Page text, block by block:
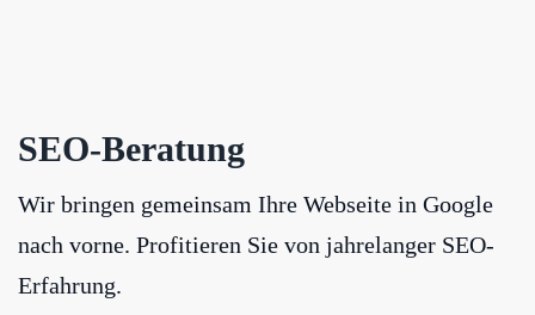
SEO-Beratung
Wir bringen gemeinsam Ihre Webseite in Google
nach vorne. Profitieren Sie von jahrelanger SEO-
Erfahrung.